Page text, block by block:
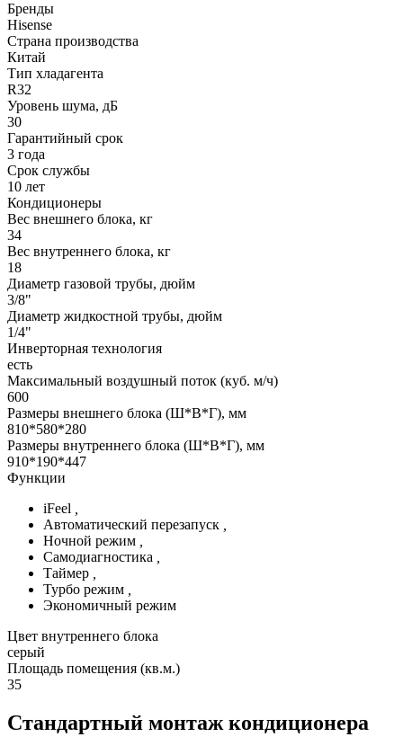
Бренды
Hisense
Страна производства
Китай
Тип хладагента
R32
Уровень шума, дБ
30
Гарантийный срок
3 года
Срок службы
10 лет
Кондиционеры
Вес внешнего блока, кг
34
Вес внутреннего блока, кг
18
Диаметр газовой трубы, дюйм
3/8"
Диаметр жидкостной трубы, дюйм
1/4"
Инверторная технология
есть
Максимальный воздушный поток (куб. м/ч)
600
Размеры внешнего блока (Ш*В*Г), мм
810*580*280
Размеры внутреннего блока (Ш*В*Г), мм
910*190*447
Функции
iFeel
Автоматический перезапуск
Ночной режим
Самодиагностика
Таймер
Турбо режим
Экономичный режим
Цвет внутреннего блока
серый
Площадь помещения (кв.м.)
35
Стандартный монтаж кондиционера